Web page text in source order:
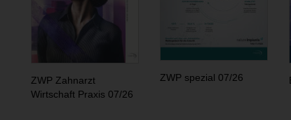
ZWP Zahnarzt
Wirtschaft Praxis 07/26
ZWP spezial 07/26